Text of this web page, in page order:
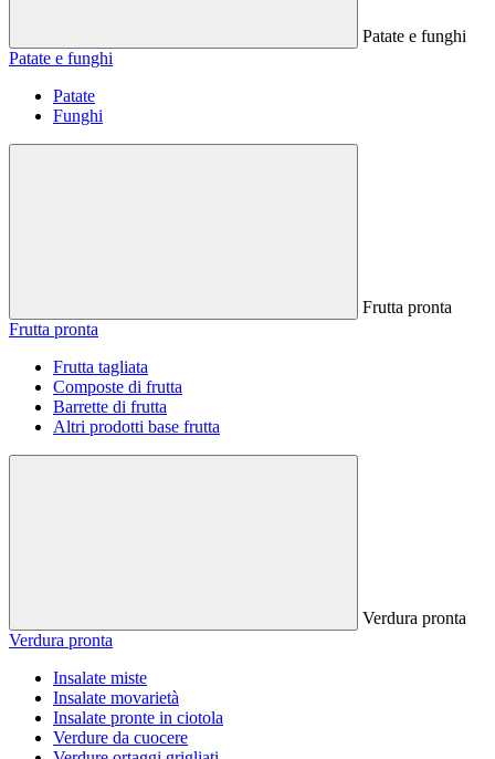
Patate e funghi
Patate e funghi
Patate
Funghi
Frutta pronta
Frutta pronta
Frutta tagliata
Composte di frutta
Barrette di frutta
Altri prodotti base frutta
Verdura pronta
Verdura pronta
Insalate miste
Insalate movarietà
Insalate pronte in ciotola
Verdure da cuocere